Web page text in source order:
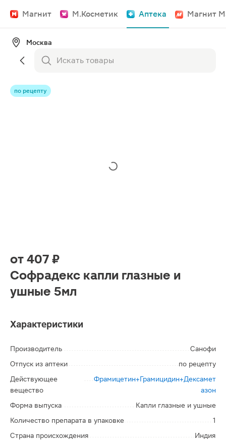
Магнит М.Косметик Аптека Магнит
Москва
по рецепту
от 407 ₽
Софрадекс капли глазные и
ушные 5мл
Характеристики
Производитель
Санофи
Отпуск из аптеки
по рецепту
Действующее
вещество
Фрамицетин+Грамицидин+Дексамет
азон
Форма выпуска
Капли глазные и ушные
Количество препарата в упаковке
1
Страна происхождения
Индия